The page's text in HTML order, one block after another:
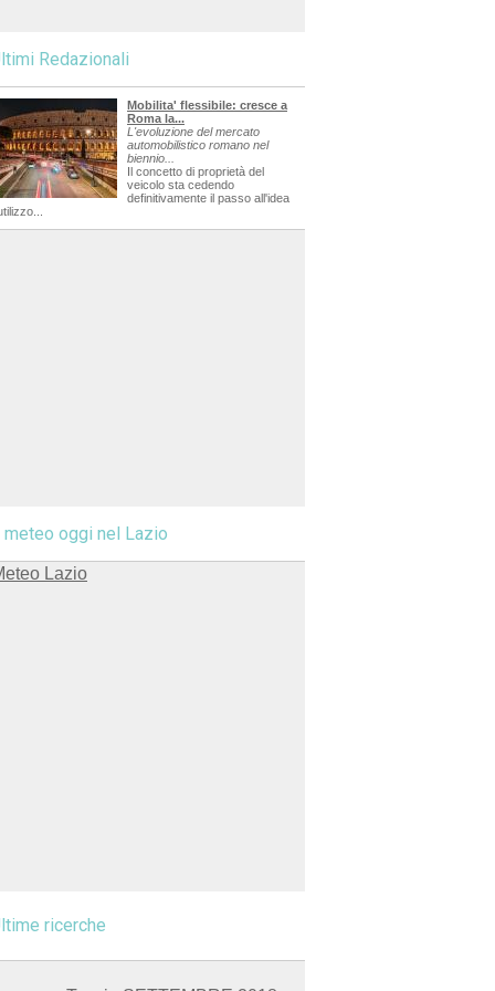
Redazionali
Mobilita' flessibile: cresce a
Roma la...
L'evoluzione del mercato
automobilistico romano nel
biennio...
Il concetto di proprietà del
veicolo sta cedendo
definitivamente il passo all'idea
meteo oggi nel Lazio
ricerche